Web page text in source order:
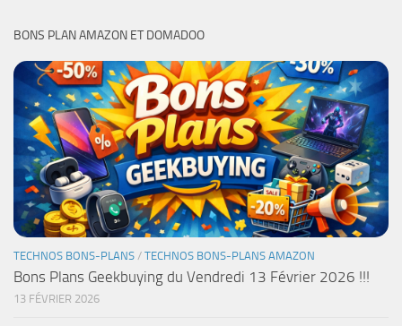
BONS PLAN AMAZON ET DOMADOO
TECHNOS BONS-PLANS / TECHNOS BONS-PLANS AMAZON
Bons Plans Geekbuying du Vendredi 13 Février 2026 !!!
13 FÉVRIER 2026